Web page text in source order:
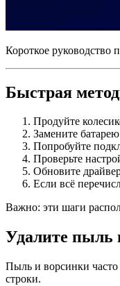
Короткое
Быстрая
Продуйте
Замените
Попробуйте
Проверьте
Обновите
Если всё
Важно: эти шаги
Удалите пыль
Пыль и ворсинки
строки.